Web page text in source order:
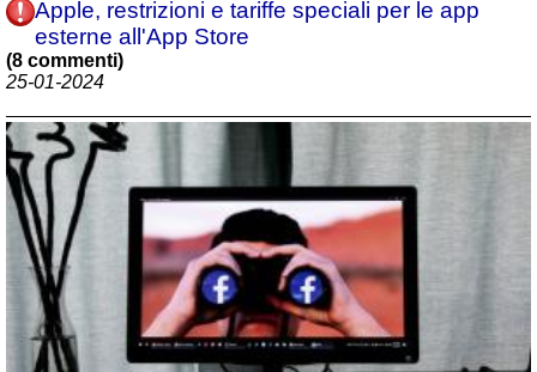
Apple, restrizioni e tariffe speciali per le app
esterne all'App Store
(8 commenti)
25-01-2024